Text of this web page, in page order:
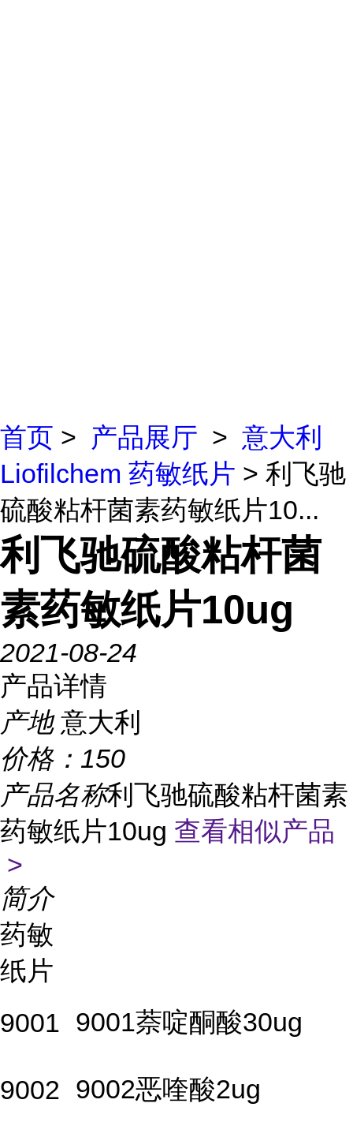
首页 > 产品展厅 > 意大利
Liofilchem 药敏纸片 > 利飞驰
硫酸粘杆菌素药敏纸片10...
利飞驰硫酸粘杆菌
素药敏纸片10ug
2021-08-24
产品详情
产地 意大利
价格： 150
产品名称利飞驰硫酸粘杆菌素
药敏纸片10ug 查看相似产品
>
简介
药敏
纸片
9001 9001萘啶酮酸30ug
9002 9002恶喹酸2ug